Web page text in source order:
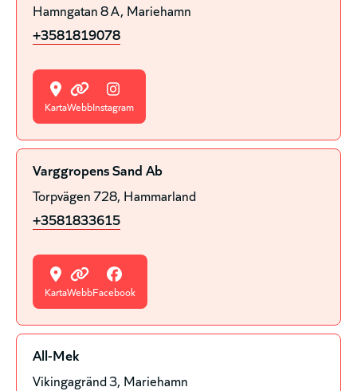
Hamngatan 8 A Mariehamn
+3581819078
KartaWebbInstagram
Varggropens Sand Ab
Torpvägen 728 Hammarland
+3581833615
KartaWebbFacebook
All-Mek
Vikingagränd 3 Mariehamn